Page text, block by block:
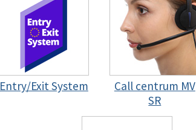
Entry/Exit System
Call centrum MV
SR